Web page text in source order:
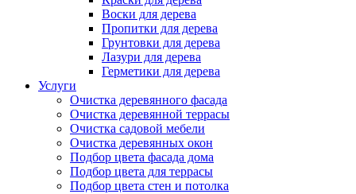
Воски для дерева
Пропитки для дерева
Грунтовки для дерева
Лазури для дерева
Герметики для дерева
Услуги
Очистка деревянного фасада
Очистка деревянной террасы
Очистка садовой мебели
Очистка деревянных окон
Подбор цвета фасада дома
Подбор цвета для террасы
Подбор цвета стен и потолка